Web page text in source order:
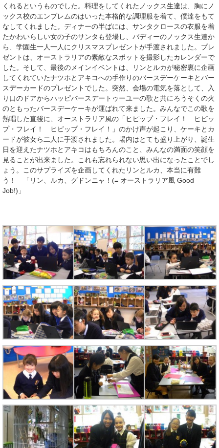
くれるというものでした。料理をしてくれたノックス生達は、胸にノ
ックス校のエンブレムのはいった本格的な調理服を着て、僕達をもて
なしてくれました。ディナーの半ばには、サンタクロースの衣服を着
たかわいらしい女の子のサンタも登場し、バディーのノックス生達か
ら、学園生一人一人にクリスマスプレゼントが手渡されました。プレ
ゼントは、オーストラリアの素敵なスポットを撮影したカレンダーで
した。そして、最後のメインイベントは、リンとルカが秘密裏に企画
してくれていたナツホとアキコへの手作りのバースデーケーキとバー
スデーカードのプレゼントでした。突然、会場の電気を落として、入
り口のドアからハッピバースデートゥーユーの歌と共にろうそくの火
のともったバースデーケーキが運ばれて来ました。みんなでこの歌を
熱唱した直後に、オーストラリア風の「ヒピップ・フレイ！ ヒピッ
プ・フレイ！ ヒピップ・フレイ！」のかけ声が起こり、ケーキとカ
ードが彼女ら二人に手渡されました。場内はとても盛り上がり、誕生
日を迎えたナツホとアキコはもちろんのこと、みんなの満面の笑顔を
見ることが出来ました。これも忘れられない思い出になったことでし
ょう。このサプライズを企画してくれたリンとルカ、本当に有難
う！ 「リン、ルカ、グドンニャ！(= オーストラリア風 Good
Job!)」